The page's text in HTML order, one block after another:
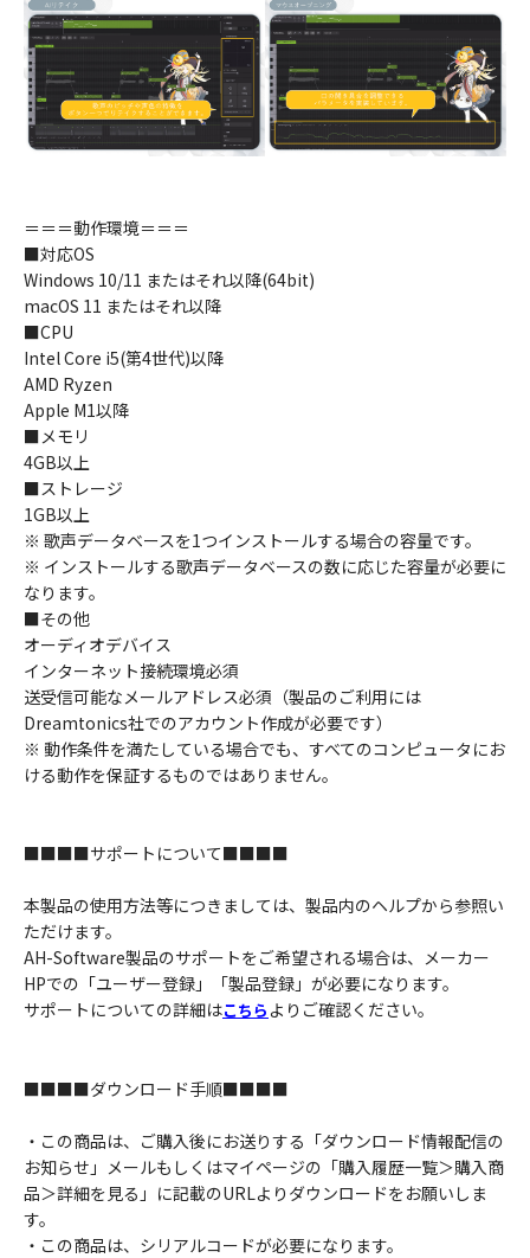
＝＝＝動作環境＝＝＝
■対応OS
Windows 10/11 またはそれ以降(64bit)
macOS 11 またはそれ以降
■CPU
Intel Core i5(第4世代)以降
AMD Ryzen
Apple M1以降
■メモリ
4GB以上
■ストレージ
1GB以上
※ 歌声データベースを1つインストールする場合の容量です。
※ インストールする歌声データベースの数に応じた容量が必要に
なります。
■その他
オーディオデバイス
インターネット接続環境必須
送受信可能なメールアドレス必須（製品のご利用には
Dreamtonics社でのアカウント作成が必要です）
※ 動作条件を満たしている場合でも、すべてのコンピュータにお
ける動作を保証するものではありません。
■■■■サポートについて■■■■
本製品の使用方法等につきましては、製品内のヘルプから参照い
ただけます。
AH-Software製品のサポートをご希望される場合は、メーカー
HPでの「ユーザー登録」「製品登録」が必要になります。
サポートについての詳細はこちら よりご確認ください。
■■■■ダウンロード手順■■■■
・この商品は、ご購入後にお送りする「ダウンロード情報配信の
お知らせ」メールもしくはマイページの「購入履歴一覧＞購入商
品＞詳細を見る」に記載のURLよりダウンロードをお願いしま
す。
・この商品は、シリアルコードが必要になります。